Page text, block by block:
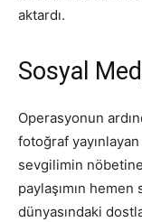
aktardı.
Sosyal
Operasyonun
fotoğraf yayınlayan
sevgilimin
paylaşımın
dünyasındaki